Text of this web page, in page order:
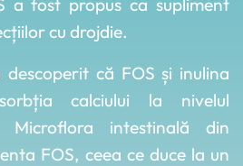
a fost propus ca supliment
cu drojdie.
că FOS și inulina
calciului la nivelul
Microflora intestinală din
FOS, ceea ce duce la un